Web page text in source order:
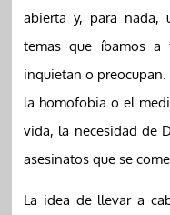
abierta y, para nada,
temas que íbamos a
inquietan o preocupan.
la homofobia o el
vida, la necesidad de
asesinatos que se
La idea de llevar a